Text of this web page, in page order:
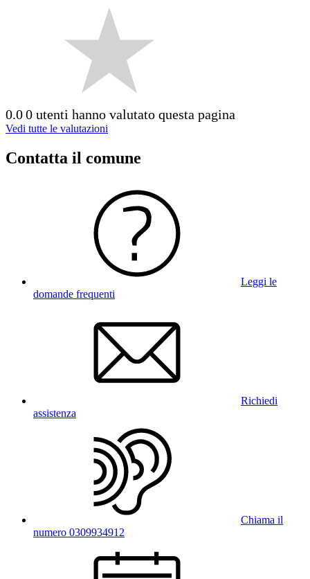
0.00 utenti hanno valutato questa pagina
Vedi tutte le valutazioni
Contatta il comune
Leggi le
domande frequenti
Richiedi
assistenza
Chiama il
numero 0309934912